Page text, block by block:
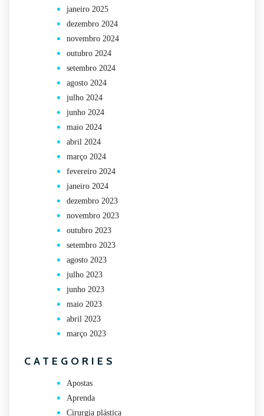
janeiro 2025
dezembro 2024
novembro 2024
outubro 2024
setembro 2024
agosto 2024
julho 2024
junho 2024
maio 2024
abril 2024
março 2024
fevereiro 2024
janeiro 2024
dezembro 2023
novembro 2023
outubro 2023
setembro 2023
agosto 2023
julho 2023
junho 2023
maio 2023
abril 2023
março 2023
CATEGORIES
Apostas
Aprenda
Cirurgia plástica